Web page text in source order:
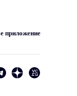
приложение